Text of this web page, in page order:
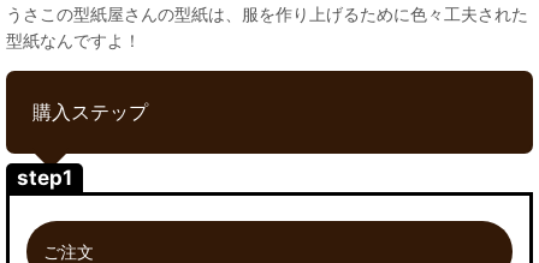
うさこの型紙屋さんの型紙は、服を作り上げるために色々工夫された
型紙なんですよ！
購入ステップ
step1
ご注文